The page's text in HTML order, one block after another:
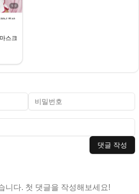
스크 2개
댓글 작성
니다. 첫 댓글을 작성해보세요!